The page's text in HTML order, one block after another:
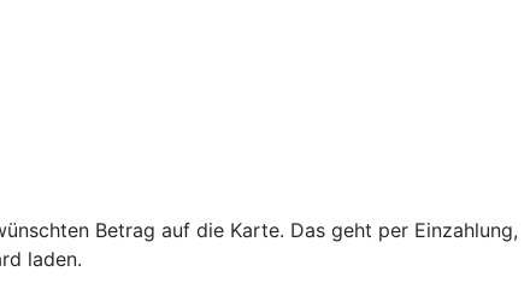
Betrag auf die Karte. Das geht per Einzahlung,
laden.